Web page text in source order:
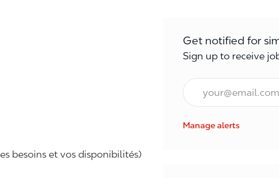
besoins et vos disponibilités)
Get notified for
Sign up to receive
Email*
Manage alerts